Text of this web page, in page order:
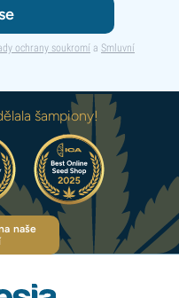
ochrany soukromí a Smluvní
šampiony!
naše